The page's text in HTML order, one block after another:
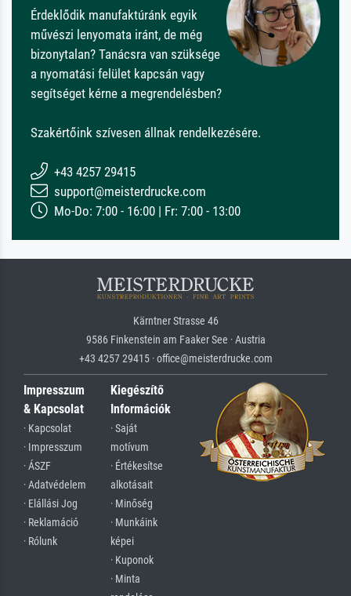
Érdeklődik manufaktúránk egyik
művészi lenyomata iránt, de még
bizonytalan? Tanácsra van szüksége
a nyomatási felület kapcsán vagy
segítséget kérne a megrendelésben?
Szakértőink szívesen állnak rendelkezésére.
+43 4257 29415
support@meisterdrucke.com
Mo-Do: 7:00 - 16:00 | Fr: 7:00 - 13:00
Kärntner Strasse 46
9586 Finkenstein am Faaker See · Austria
+43 4257 29415 · office@meisterdrucke.com
Impresszum
& Kapcsolat
· Kapcsolat
· Impresszum
· ÁSZF
· Adatvédelem
· Elállási Jog
· Reklamáció
· Rólunk
Kiegészítő
Információk
· Saját
motívum
· Értékesítse
alkotásait
· Minőség
· Munkáink
képei
· Kuponok
· Minta